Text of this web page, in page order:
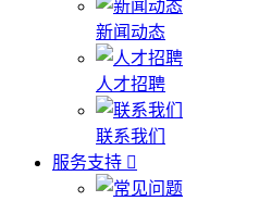
新闻动态
人才招聘
联系我们
服务支持